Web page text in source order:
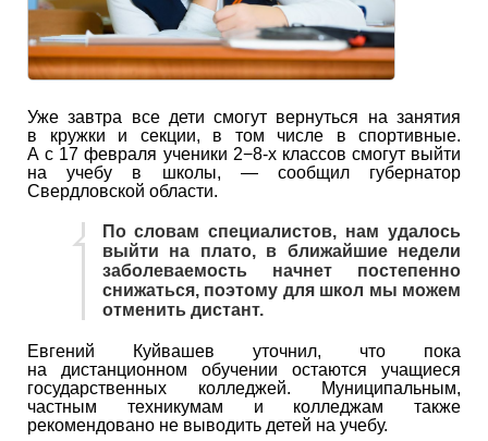
Уже завтра все дети смогут вернуться на занятия
в кружки и секции, в том числе в спортивные.
А с 17 февраля ученики 2−8-х классов смогут выйти
на учебу в школы, — сообщил губернатор
Свердловской области.
По словам специалистов, нам удалось
выйти на плато, в ближайшие недели
заболеваемость начнет постепенно
снижаться, поэтому для школ мы можем
отменить дистант.
Евгений Куйвашев уточнил, что пока
на дистанционном обучении остаются учащиеся
государственных колледжей. Муниципальным,
частным техникумам и колледжам также
рекомендовано не выводить детей на учебу.